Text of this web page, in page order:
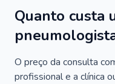
Quanto custa
O preço da consulta
profissional e a clínica